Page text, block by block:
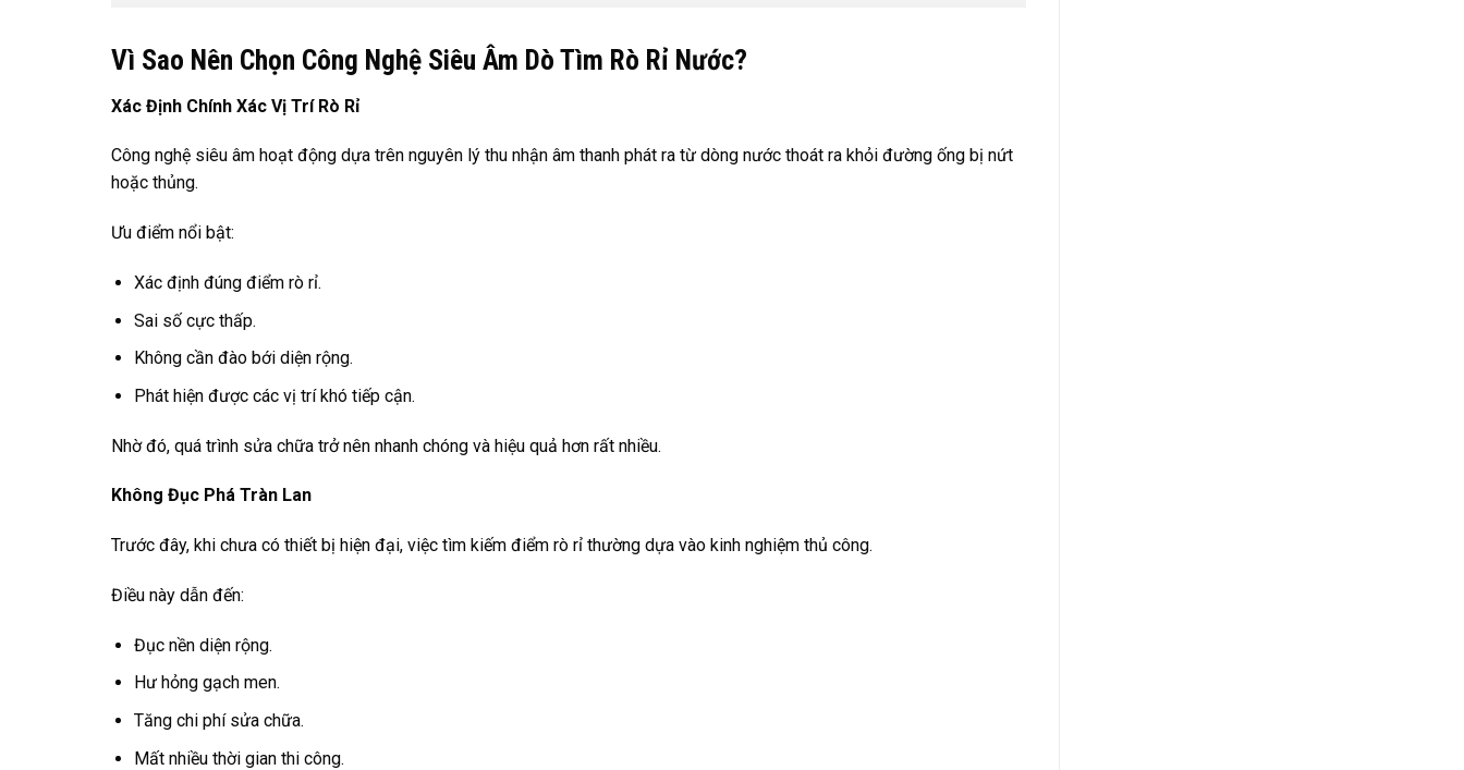
Vì Sao Nên Chọn Công Nghệ Siêu Âm Dò Tìm Rò Rỉ Nước?
Xác Định Chính Xác Vị Trí Rò Rỉ
Công nghệ siêu âm hoạt động dựa trên nguyên lý thu nhận âm thanh phát ra từ dòng nước thoát ra khỏi đường ống bị nứt
hoặc thủng.
Ưu điểm nổi bật:
Xác định đúng điểm rò rỉ.
Sai số cực thấp.
Không cần đào bới diện rộng.
Phát hiện được các vị trí khó tiếp cận.
Nhờ đó, quá trình sửa chữa trở nên nhanh chóng và hiệu quả hơn rất nhiều.
Không Đục Phá Tràn Lan
Trước đây, khi chưa có thiết bị hiện đại, việc tìm kiếm điểm rò rỉ thường dựa vào kinh nghiệm thủ công.
Điều này dẫn đến:
Đục nền diện rộng.
Hư hỏng gạch men.
Tăng chi phí sửa chữa.
Mất nhiều thời gian thi công.